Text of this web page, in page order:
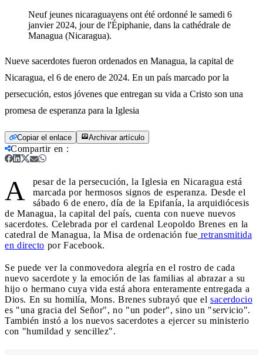
Neuf jeunes nicaraguayens ont été ordonné le samedi 6
janvier 2024, jour de l'Épiphanie, dans la cathédrale de
Managua (Nicaragua).
Nueve sacerdotes fueron ordenados en Managua, la capital de
Nicaragua, el 6 de enero de 2024. En un país marcado por la
persecución, estos jóvenes que entregan su vida a Cristo son una
promesa de esperanza para la Iglesia
Copiar el enlace Archivar artículo
Compartir en :
A
pesar de la persecución, la Iglesia en Nicaragua está
marcada por hermosos signos de esperanza. Desde el
sábado 6 de enero, día de la Epifanía, la arquidiócesis
de Managua, la capital del país, cuenta con nueve nuevos
sacerdotes. Celebrada por el cardenal Leopoldo Brenes en la
catedral de Managua, la Misa de ordenación fue retransmitida
en directo por Facebook.
Se puede ver la conmovedora alegría en el rostro de cada
nuevo sacerdote y la emoción de las familias al abrazar a su
hijo o hermano cuya vida está ahora enteramente entregada a
Dios. En su homilía, Mons. Brenes subrayó que el sacerdocio
es "una gracia del Señor", no "un poder", sino un "servicio".
También instó a los nuevos sacerdotes a ejercer su ministerio
con "humildad y sencillez".